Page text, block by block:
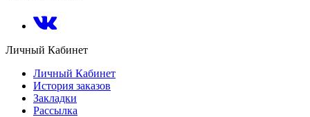
Личный Кабинет
Личный Кабинет
История заказов
Закладки
Рассылка